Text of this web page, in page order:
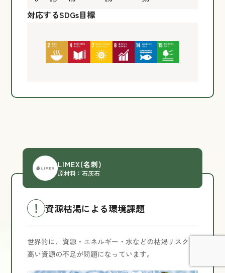
対応するSDGs目標
LIMEX(名刺)
原材料：石灰石
資源枯渇による環境課題
世界的に、資源・エネルギー・水などの枯渇リスクの
高い資源の不足が問題になっています。